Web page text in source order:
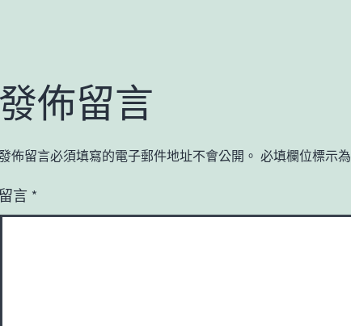
發佈留言
佈留言必須填寫的電子郵件地址不會公開。 必填欄位標示為
留言 *